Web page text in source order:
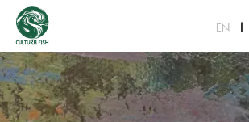
Skip
to
content
EN